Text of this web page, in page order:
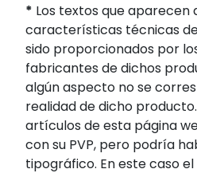
* Los textos que aparecen
características técnicas
sido proporcionados por
fabricantes de dichos
algún aspecto no se
realidad de dicho
artículos de esta página
con su PVP, pero podría
tipográfico. En este caso